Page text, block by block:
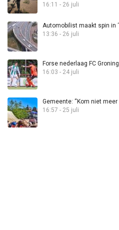
16:11 - 26 juli
Automobilist maakt spin in
13:36 - 26 juli
Forse nederlaag FC
16:03 - 24 juli
Gemeente: “Kom niet
16:57 - 25 juli